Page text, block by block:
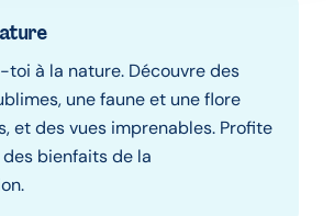
toi à la nature. Découvre des
une faune et une flore
et des vues imprenables. Profite
bienfaits de la